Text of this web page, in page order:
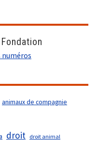
numéros
animaux de compagnie
droit droit animal